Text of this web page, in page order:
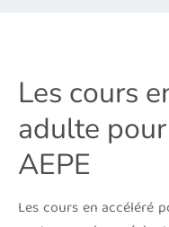
Les cours
adulte
AEPE
Les cours en accéléré